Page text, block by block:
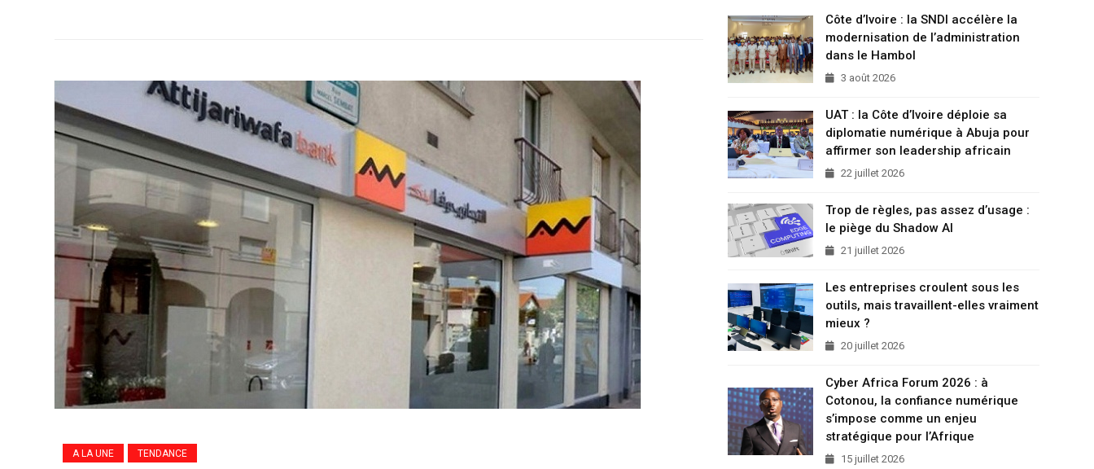
A LA UNE TENDANCE
Côte d’Ivoire : la SNDI accélère la
modernisation de l’administration
dans le Hambol
3 août 2026
UAT : la Côte d’Ivoire déploie sa
diplomatie numérique à Abuja pour
affirmer son leadership africain
22 juillet 2026
Trop de règles, pas assez d’usage :
le piège du Shadow AI
21 juillet 2026
Les entreprises croulent sous les
outils, mais travaillent-elles vraiment
mieux ?
20 juillet 2026
Cyber Africa Forum 2026 : à
Cotonou, la confiance numérique
s’impose comme un enjeu
stratégique pour l’Afrique
15 juillet 2026